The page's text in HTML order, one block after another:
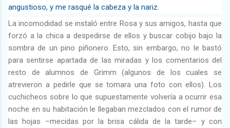
angustioso, y me rasqué la cabeza y la nariz.
La incomodidad se instaló entre Rosa y sus amigos, hasta que
forzó a la chica a despedirse de ellos y buscar cobijo bajo la
sombra de un pino piñonero. Esto, sin embargo, no le bastó
para sentirse apartada de las miradas y los comentarios del
resto de alumnos de Grimm (algunos de los cuales se
atrevieron a pedirle que se tomara una foto con ellos). Los
cuchicheos sobre lo que supuestamente volvería a ocurrir esa
noche en su habitación le llegaban mezclados con el rumor de
las hojas –mecidas por la brisa cálida de la tarde– y con